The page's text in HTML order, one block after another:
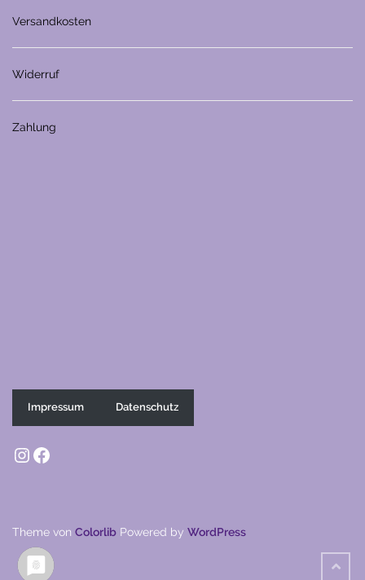
Versandkosten
Widerruf
Zahlung
Impressum Datenschutz
Instagram
Facebook
Theme von Colorlib Powered by WordPress